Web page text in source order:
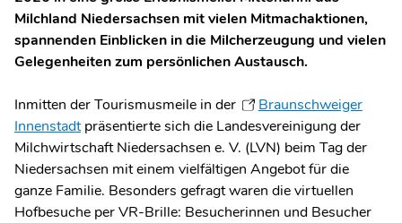
Milchland Niedersachsen mit vielen Mitmachaktionen,
spannenden Einblicken in die Milcherzeugung und vielen
Gelegenheiten zum persönlichen Austausch.
Inmitten der Tourismusmeile in der
Braunschweiger
Innenstadtpräsentierte sich die Landesvereinigung der
Milchwirtschaft Niedersachsen e. V. (LVN) beim Tag der
Niedersachsen mit einem vielfältigen Angebot für die
ganze Familie. Besonders gefragt waren die virtuellen
Hofbesuche per VR-Brille: Besucherinnen und Besucher